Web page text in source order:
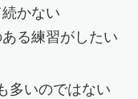
かない
る練習がしたい
多いのではない